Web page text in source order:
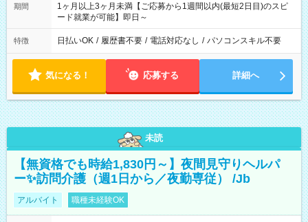
期間
1ヶ月以上3ヶ月未満【ご応募から1週間以内(最短2日目)のスピ
ード就業が可能】即日～
特徴 日払いOK / 履歴書不要 / 電話対応なし / パソコンスキル不要
気になる！ 応募する 詳細へ
未読
【無資格でも時給1,830円～】夜間見守りヘルパ
ー✨訪問介護（週1日から／夜勤専従） /Jb
アルバイト 職種未経験OK